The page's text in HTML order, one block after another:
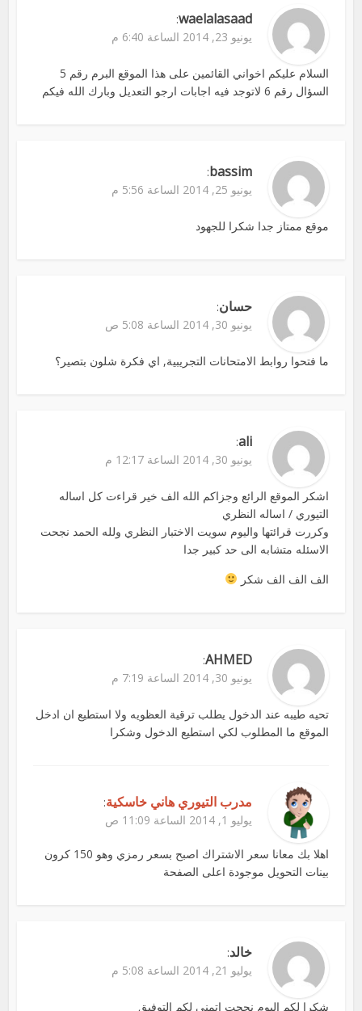
waelalasaad
:
يونيو 23, 2014 الساعة 6:40 م
السلام عليكم اخواني القائمين على هذا الموقع البرم رقم 5
السؤال رقم 6 لاتوجد فيه اجابات ارجو التعديل وبارك الله فيكم
bassim
:
يونيو 25, 2014 الساعة 5:56 م
موقع ممتاز جدا شكرا للجهود
حسان:
يونيو 30, 2014 الساعة 5:08 ص
ما فتحوا روابط الامتحانات التجريبية, اي فكرة شلون بتصير؟
ali
:
يونيو 30, 2014 الساعة 12:17 م
اشكر الموقع الرائع وجزاكم الله الف خير قراءت كل اساله
التيوري / اساله النظري
وكررت قرائتها واليوم سويت الاختبار النظري ولله الحمد نجحت
الاسئله متشابه الى حد كبير جدا
الف الف الف شكر
AHMED
:
يونيو 30, 2014 الساعة 7:19 م
تحيه طيبه عند الدخول يطلب ترقية العظويه ولا استطيع ان ادخل
الموقع ما المطلوب لكي استطيع الدخول وشكرا
مدرب التيوري هاني خاسكية:
يوليو 1, 2014 الساعة 11:09 ص
اهلا بك معانا سعر الاشتراك اصبح بسعر رمزي وهو 150 كرون
بينات التحويل موجودة اعلى الصفحة
خالد:
يوليو 21, 2014 الساعة 5:08 م
شكرا لكم اليوم نجحت اتمنى لكم التوفيق